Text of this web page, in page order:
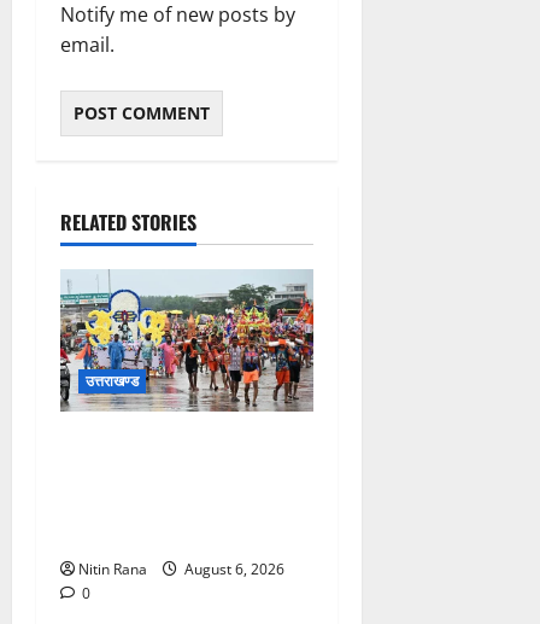
Notify me of new posts by
email.
RELATED STORIES
उत्तराखण्ड
Nitin Rana
August 6, 2026
0